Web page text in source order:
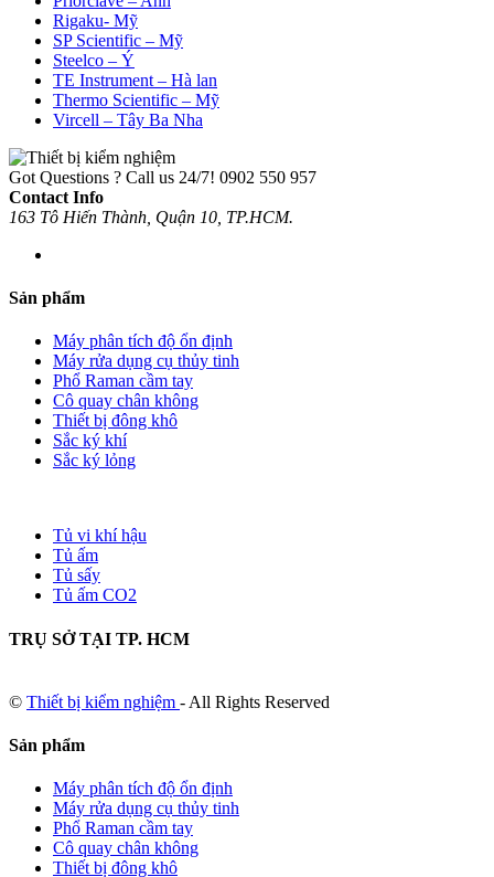
Rigaku- Mỹ
SP Scientific – Mỹ
Steelco – Ý
TE Instrument – Hà lan
Thermo Scientific – Mỹ
Vircell – Tây Ba Nha
Got Questions ? Call us 24/7! 0902 550 957
Contact Info
163 Tô Hiến Thành, Quận 10, TP.HCM.
Sản phẩm
Máy phân tích độ ổn định
Máy rửa dụng cụ thủy tinh
Phổ Raman cầm tay
Cô quay chân không
Thiết bị đông khô
Sắc ký khí
Sắc ký lỏng
Tủ vi khí hậu
Tủ ấm
Tủ sấy
Tủ ấm CO2
TRỤ SỞ TẠI TP. HCM
© Thiết bị kiểm nghiệm - All Rights Reserved
Sản phẩm
Máy phân tích độ ổn định
Máy rửa dụng cụ thủy tinh
Phổ Raman cầm tay
Cô quay chân không
Thiết bị đông khô